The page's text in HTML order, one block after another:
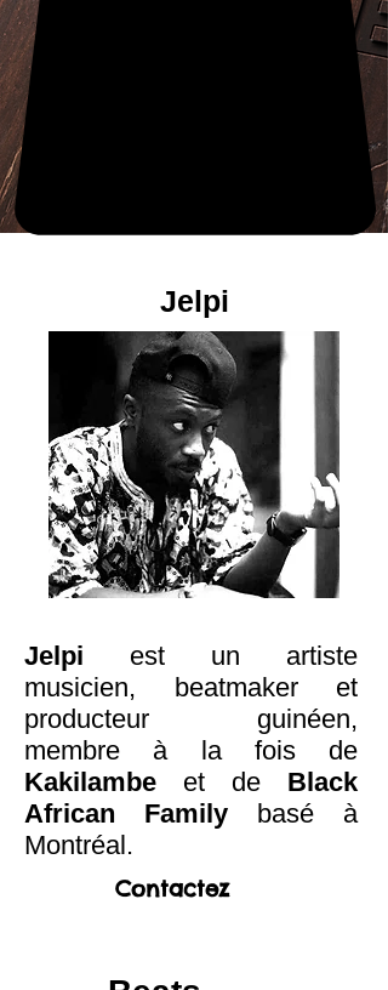
Jelpi
Jelpi est un artiste
musicien, beatmaker et
producteur guinéen,
membre à la fois de
Kakilambe et de Black
African Family basé à
Montréal.
Contactez